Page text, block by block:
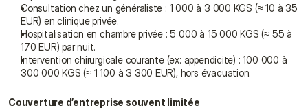
Consultation chez un généraliste : 1 000 à 3 000 KGS (≈ 10 à 35
EUR) en clinique privée.
Hospitalisation en chambre privée : 5 000 à 15 000 KGS (≈ 55 à
170 EUR) par nuit.
Intervention chirurgicale courante (ex: appendicite) : 100 000 à
300 000 KGS (≈ 1 100 à 3 300 EUR), hors évacuation.
Couverture d’entreprise souvent limitée